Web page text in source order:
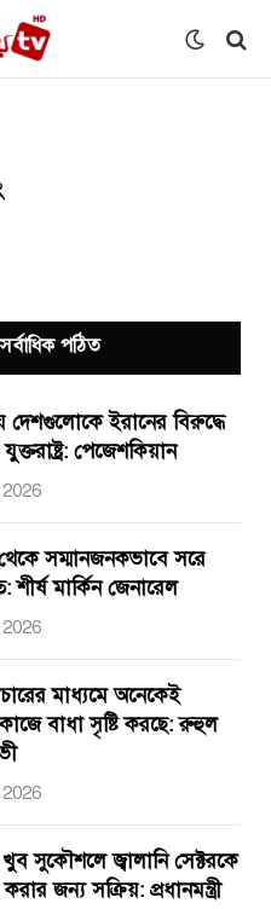
সর্বাধিক পঠিত
দেশগুলোকে ইরানের বিরুদ্ধে
পেজেশকিয়ান
সম্মানজনকভাবে সরে
মার্কিন জেনারেল
মাধ্যমে অনেকেই
বাধা সৃষ্টি করছে: রুহুল
সুকৌশলে জ্বালানি সেক্টরকে
জন্য সক্রিয়: প্রধানমন্ত্রী